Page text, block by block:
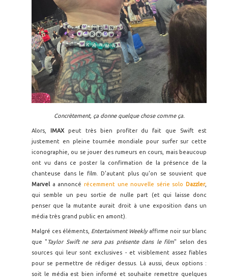
Concrètement, ça donne quelque chose comme ça.
Alors, IMAX peut très bien profiter du fait que Swift est
justement en pleine tournée mondiale pour surfer sur cette
iconographie, ou se jouer des rumeurs en cours, mais beaucoup
ont vu dans ce poster la confirmation de la présence de la
chanteuse dans le film. D'autant plus qu'on se souvient que
Marvel a annoncé récemment une nouvelle série solo Dazzler,
qui semble un peu sortie de nulle part (et qui laisse donc
penser que la mutante aurait droit à une exposition dans un
média très grand public en amont).
Malgré ces éléments, Entertainment Weekly affirme noir sur blanc
que " Taylor Swift ne sera pas présente dans le film" selon des
sources qui leur sont exclusives - et visiblement assez fiables
pour se permettre de rédiger dessus. Là aussi, deux options :
soit le média est bien informé et souhaite remettre quelques